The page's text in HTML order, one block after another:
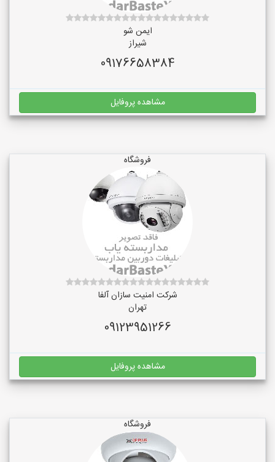
ایمن شو
شیراز
09176658384
مشاهده پروفایل
فروشگاه
شرکت امنیت سازان آلفا
تهران
09123951266
مشاهده پروفایل
فروشگاه